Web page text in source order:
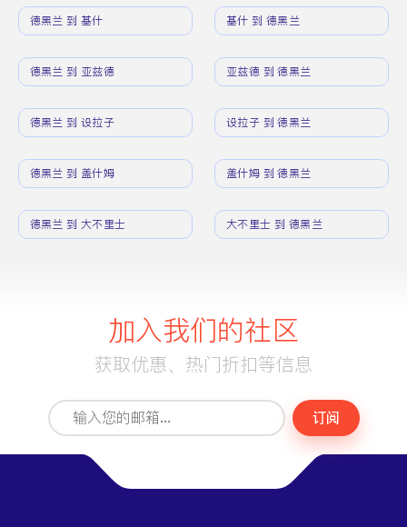
德黑兰 到 基什 基什 到 德黑兰
德黑兰 到 亚兹德 亚兹德 到 德黑兰
德黑兰 到 设拉子 设拉子 到 德黑兰
德黑兰 到 盖什姆 盖什姆 到 德黑兰
德黑兰 到 大不里士 大不里士 到 德黑兰
加入我们的社区
获取优惠、热门折扣等信息
订阅